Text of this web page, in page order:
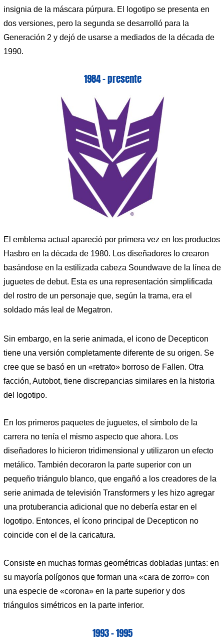
insignia de la máscara púrpura. El logotipo se presenta en
dos versiones, pero la segunda se desarrolló para la
Generación 2 y dejó de usarse a mediados de la década de
1990.
1984 – presente
El emblema actual apareció por primera vez en los productos
Hasbro en la década de 1980. Los diseñadores lo crearon
basándose en la estilizada cabeza Soundwave de la línea de
juguetes de debut. Esta es una representación simplificada
del rostro de un personaje que, según la trama, era el
soldado más leal de Megatron.
Sin embargo, en la serie animada, el icono de Decepticon
tiene una versión completamente diferente de su origen. Se
cree que se basó en un «retrato» borroso de Fallen. Otra
facción, Autobot, tiene discrepancias similares en la historia
del logotipo.
En los primeros paquetes de juguetes, el símbolo de la
carrera no tenía el mismo aspecto que ahora. Los
diseñadores lo hicieron tridimensional y utilizaron un efecto
metálico. También decoraron la parte superior con un
pequeño triángulo blanco, que engañó a los creadores de la
serie animada de televisión Transformers y les hizo agregar
una protuberancia adicional que no debería estar en el
logotipo. Entonces, el ícono principal de Decepticon no
coincide con el de la caricatura.
Consiste en muchas formas geométricas dobladas juntas: en
su mayoría polígonos que forman una «cara de zorro» con
una especie de «corona» en la parte superior y dos
triángulos simétricos en la parte inferior.
1993 – 1995